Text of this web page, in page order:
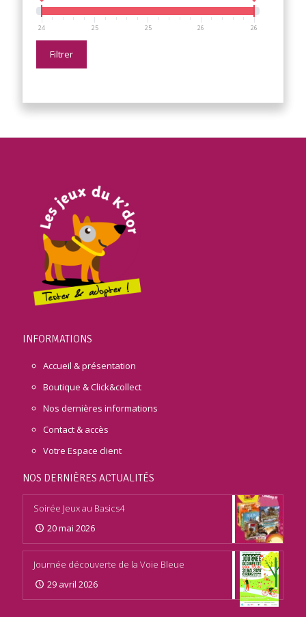
24 25 25 26 26
Filtrer
INFORMATIONS
Accueil & présentation
Boutique & Click&collect
Nos dernières informations
Contact & accès
Votre Espace client
NOS DERNIÈRES ACTUALITÉS
Soirée Jeux au Basics4
20 mai 2026
Journée découverte de la Voie Bleue
29 avril 2026